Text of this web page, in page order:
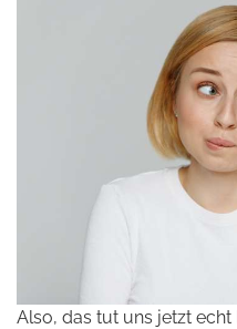
Also, das tut uns jetzt echt